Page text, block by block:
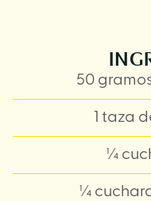
50
1 taza
¼
¼